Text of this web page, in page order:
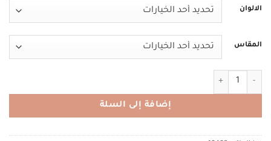
الالوان
المقاس
إضافة إلى السلة